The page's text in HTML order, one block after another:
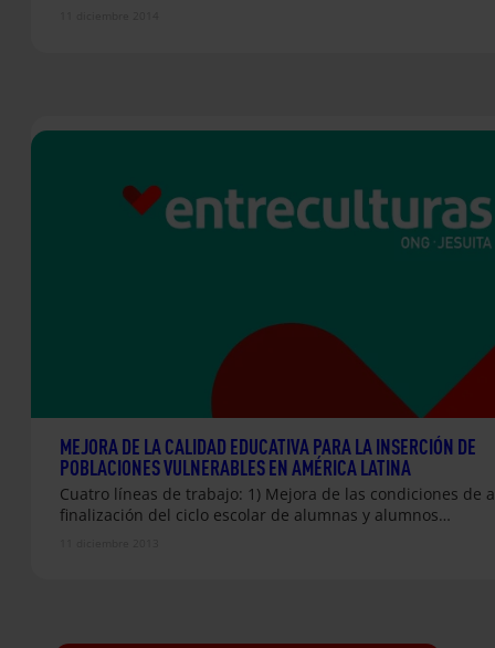
MEJORA DE LA CALIDAD EDUCATIVA PARA LA INSERCIÓN DE
POBLACIONES VULNERABLES EN AMÉRICA LATINA
Cuatro líneas de trabajo: 1) Mejora de las condiciones de
finalización del ciclo escolar de alumnas y alumnos…